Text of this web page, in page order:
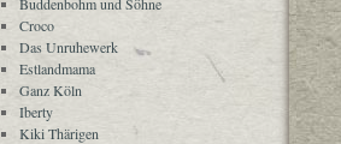
Croco
Das Unruhewerk
Estlandmama
Ganz Köln
Iberty
Kiki Thärigen